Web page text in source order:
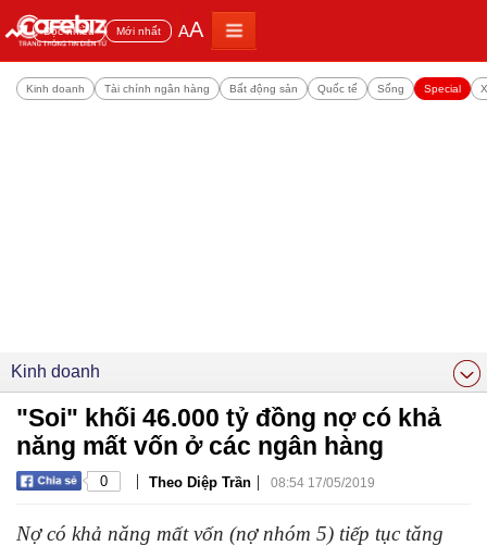
Đọc nhiều Mới nhất AA
Kinh doanh Tài chính ngân hàng Bất động sản Quốc tế Sống Special
Kinh doanh
"Soi" khối 46.000 tỷ đồng nợ có khả
năng mất vốn ở các ngân hàng
0 | Theo Diệp Trần | 08:54 17/05/2019
Nợ có khả năng mất vốn (nợ nhóm 5) tiếp tục tăng